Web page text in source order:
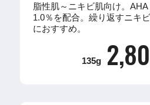
脂性肌～ニキビ肌向け。AHA
1.0％を配合。繰り返すニキ
におすすめ。
135g